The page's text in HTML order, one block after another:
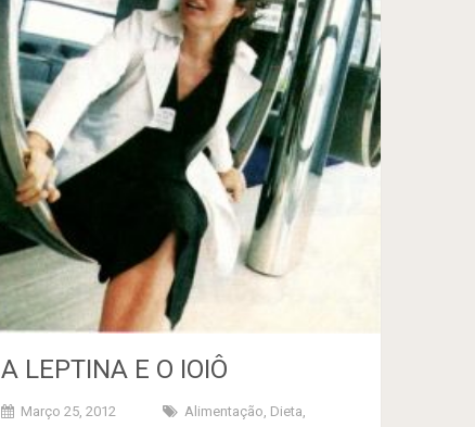
A LEPTINA E O IOIÔ
Março 25, 2012 Alimentação, Dieta,